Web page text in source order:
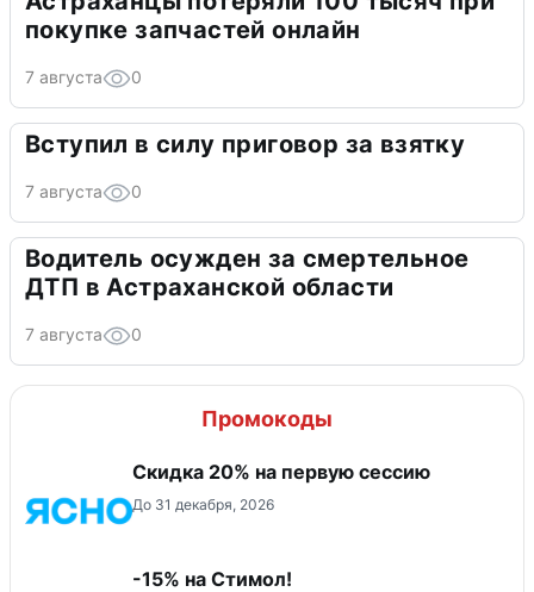
покупке запчастей онлайн
7 августа 0
Вступил в силу приговор за взятку
7 августа 0
Водитель осужден за смертельное
ДТП в Астраханской области
7 августа 0
Промокоды
Скидка 20% на первую сессию
До 31 декабря, 2026
-15% на Стимол!